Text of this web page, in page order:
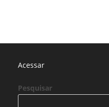
Acessar
Pesquisar